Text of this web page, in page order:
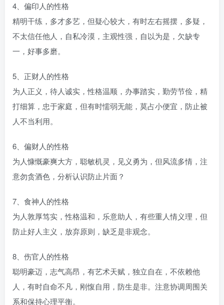
4、偏印人的性格
精明干练，多才多艺，但疑心较大，有时左右摇摆，多疑，
不太信任他人，自私冷漠，主观性强，自以为是，欠缺专
一，好事多磨。
5、正财人的性格
为人正义，待人诚实，性格温顺，办事踏实，勤劳节俭，精
打细算，忠于家庭，但有时懦弱无能，莫占小便宜，防止被
人不当利用。
6、偏财人的性格
为人慷慨豪爽大方，聪敏机灵，见义勇为，但风流多情，注
意勿贪酒色，分析认识防止片面？
7、食神人的性格
为人敦厚笃实，性格温和，乐意助人，有些重人情义理，但
防止好人主义，放弃原则，缺乏是非观念。
8、伤官人的性格
聪明豪迈，志气高昂，有艺术天赋，独立自在，不依赖他
人，有时自命不凡，刚愎自用，防生是非。注意协调周围关
系和保持心理平衡。